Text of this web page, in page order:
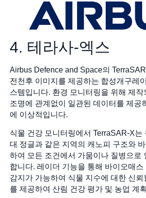
4. 테라사-엑스
Airbus Defence and Space의
전천후 이미지를 제공하는 합성개구레
스템입니다. 환경 모니터링을 위해 제
조명에 관계없이 일관된 데이터를 제공
에 이상적입니다.
식물 건강 모니터링에서 TerraSAR-X는
대 정글과 같은 지역의 캐노피 구조와
하여 모든 조건에서 가뭄이나 질병으로
합니다. 레이더 기능을 통해 바이오매스
감지가 가능하여 식물 지수에 대한 신뢰
를 제공하여 산림 건강 평가 및 농업 계